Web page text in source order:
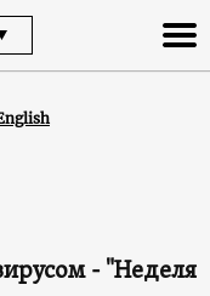
- "Неделя